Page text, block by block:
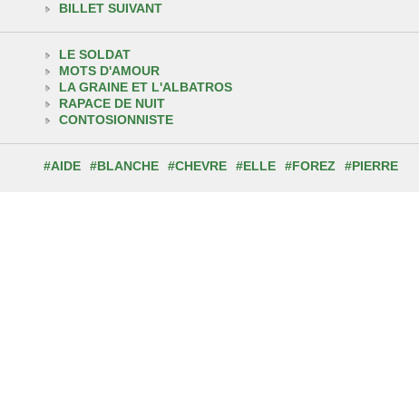
BILLET SUIVANT
LE SOLDAT
MOTS D'AMOUR
LA GRAINE ET L'ALBATROS
RAPACE DE NUIT
CONTOSIONNISTE
#AIDE #BLANCHE #CHEVRE #ELLE #FOREZ #PIERRE